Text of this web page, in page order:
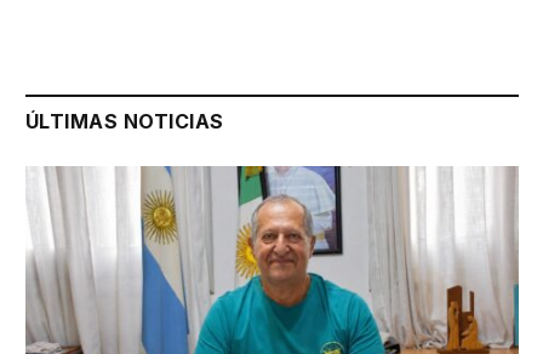
ÚLTIMAS NOTICIAS